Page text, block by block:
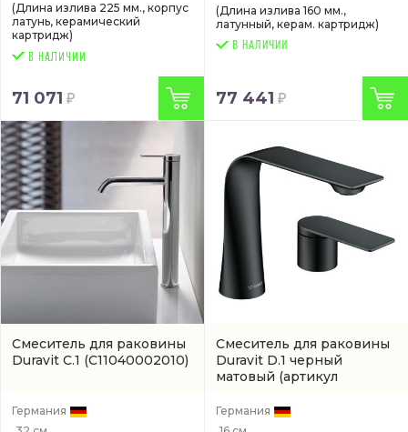
(Длина излива 225 мм., корпус
латунь, керамический
картридж)
71 071
(Длина излива 160 мм.,
латунный, керам. картридж)
В НАЛИЧИИ
77 441
Смеситель для раковины
Duravit C.1 (C11040002010)
Германия
Смеситель для раковины
Duravit D.1 черный
матовый (артикул
Германия